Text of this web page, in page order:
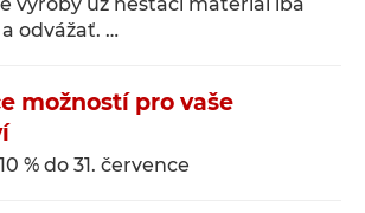
odvážať. …
možností pro vaše
% do 31. července